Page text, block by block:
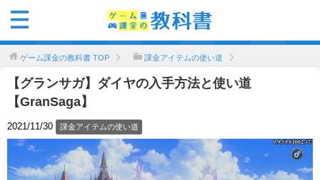
ゲーム課金の教科書 TOP 課金アイテムの使い道
【グランサガ】ダイヤの入手方法と使い道
【GranSaga】
2021/11/30 課金アイテムの使い道